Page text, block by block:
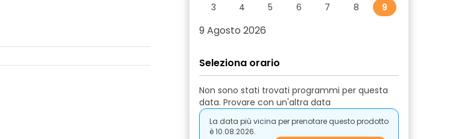
3 4 5 6 7 8 9
9 Agosto 2026
Seleziona orario
Non sono stati trovati programmi per questa
data. Provare con un'altra data
La data più vicina per prenotare questo prodotto
è 10.08.2026.